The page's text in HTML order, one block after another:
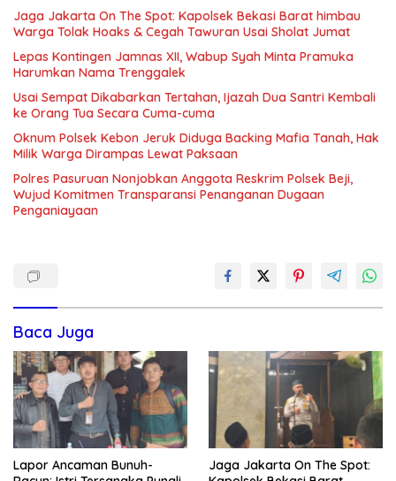
Jaga Jakarta On The Spot: Kapolsek Bekasi Barat himbau
Warga Tolak Hoaks & Cegah Tawuran Usai Sholat Jumat
Lepas Kontingen Jamnas XII, Wabup Syah Minta Pramuka
Harumkan Nama Trenggalek
Usai Sempat Dikabarkan Tertahan, Ijazah Dua Santri Kembali
ke Orang Tua Secara Cuma-cuma
Oknum Polsek Kebon Jeruk Diduga Backing Mafia Tanah, Hak
Milik Warga Dirampas Lewat Paksaan
Polres Pasuruan Nonjobkan Anggota Reskrim Polsek Beji,
Wujud Komitmen Transparansi Penanganan Dugaan
Penganiayaan
Baca Juga
Lapor Ancaman Bunuh-
Jaga Jakarta On The Spot: